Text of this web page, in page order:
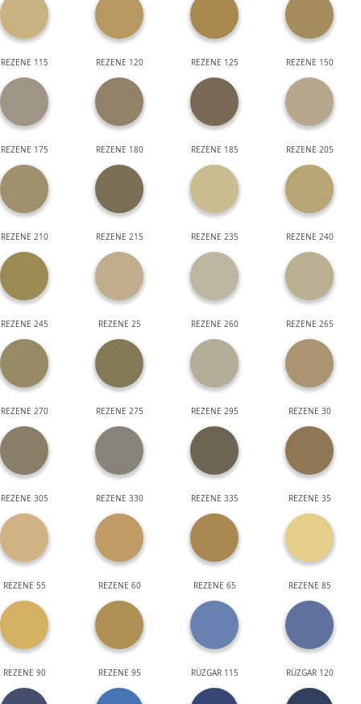
REZENE 115 REZENE 120 REZENE 125 REZENE 150
REZENE 175 REZENE 180 REZENE 185 REZENE 205
REZENE 210 REZENE 215 REZENE 235 REZENE 240
REZENE 245 REZENE 25 REZENE 260 REZENE 265
REZENE 270 REZENE 275 REZENE 295 REZENE 30
REZENE 305 REZENE 330 REZENE 335 REZENE 35
REZENE 55 REZENE 60 REZENE 65 REZENE 85
REZENE 90 REZENE 95 RÜZGAR 115 RÜZGAR 120